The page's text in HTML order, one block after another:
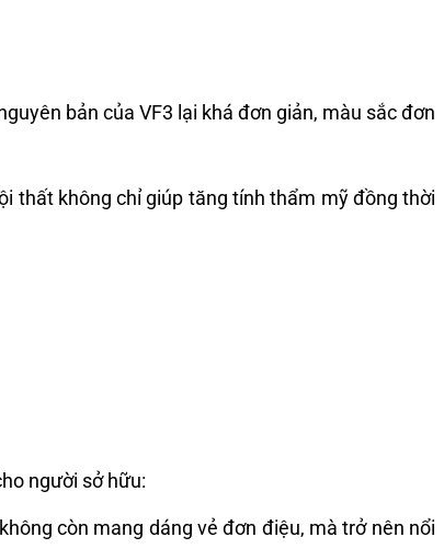
bản của VF3 lại khá đơn giản, màu sắc đơn
thất không chỉ giúp tăng tính thẩm mỹ đồng thời
người sở hữu:
còn mang dáng vẻ đơn điệu, mà trở nên nổi